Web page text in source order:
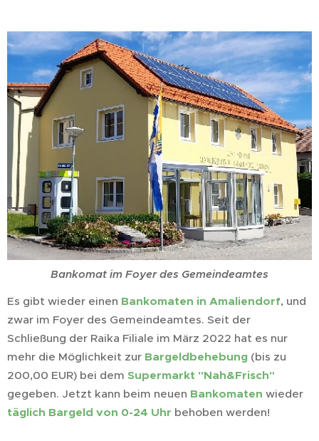
Bankomat im Foyer des Gemeindeamtes
Es gibt wieder einen Bankomaten in Amaliendorf, und
zwar im Foyer des Gemeindeamtes. Seit der
Schließung der Raika Filiale im März 2022 hat es nur
mehr die Möglichkeit zur Bargeldbehebung (bis zu
200,00 EUR) bei dem Supermarkt "Nah&Frisch"
gegeben. Jetzt kann beim neuen Bankomaten wieder
täglich Bargeld von 0-24 Uhr behoben werden!